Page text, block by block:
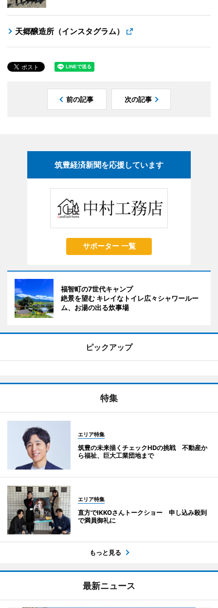
天郷醸造所（インスタグラム）
前の記事 次の記事
筑豊経済新聞を応援しています
サポーター 一覧
福智町の7世代キャンプ
絶景を望む キレイなトイレ広々シャワールー
ム、お湯の出る炊事場
ピックアップ
特集
エリア特集
筑豊の未来描くチェックHDの挑戦 不動産か
ら福祉、巨大工業団地まで
エリア特集
直方でIKKOさんトークショー 申し込み殺到
で満員御礼に
もっと見る
最新ニュース